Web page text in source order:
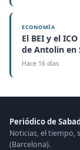
ECONOMÍA
El BEI y el
de Antolin en
Hace 16 días
Periódico de
Noticias, el tiempo,
(Barcelona).